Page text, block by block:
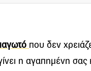
που δεν
η αγαπημένη σας